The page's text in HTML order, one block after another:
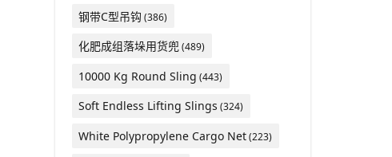
钢带C型吊钩 (386)
化肥成组落垛用货兜(489)
10000 Kg Round Sling (443)
Soft Endless Lifting Slings (324)
White Polypropylene Cargo Net(223)